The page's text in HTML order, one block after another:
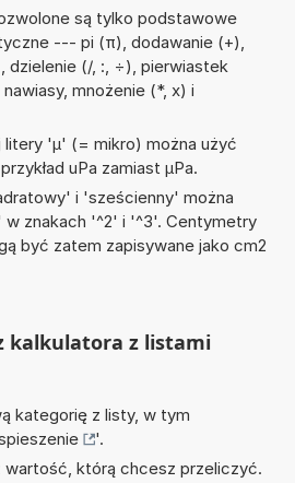
są tylko podstawowe
--- pi (π), dodawanie (+),
dzielenie (/, :, ÷), pierwiastek
mnożenie (*, x) i
litery 'µ' (= mikro) można użyć
uPa zamiast µPa.
i 'sześcienny' można
w znakach '^2' i '^3'. Centymetry
być zatem zapisywane jako cm2
kalkulatora z listami
kategorię z listy, w tym
'.
wartość, którą chcesz przeliczyć.